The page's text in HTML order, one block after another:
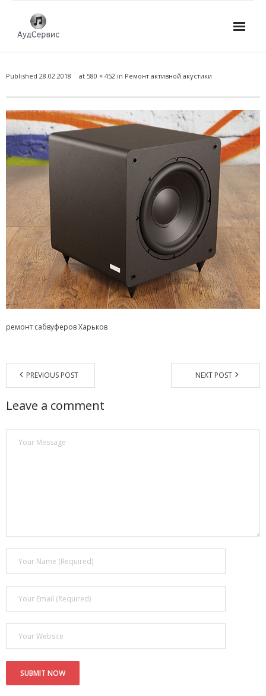
- Ремонт усилителей и AV-ресиверов
- Ремонт микшерных пультов и консолей
- Ремонт активной акустики
- Ремонт домашних кинотеатров
- Ремонт музыкальных центров
- Ремонт аудио для клубов, ресторанов, школ
- Изготовление усилителей
Магазин
Гарантия
Доставка и оплата
- Улучшение звучания усилителя: развеиваем мифы о
- Покупка усилителя после апгрейда. Случай с Амфитоном
- Конфигурирование и настройка акустических систем для
концертных залов
- Улучшаем звучание — подготовка помещения для
прослушивания музыки.
- Выбираем автомагнитолу
Контакты
Published 28.02.2018 at 580 × 452 in Ремонт активной акустики
ремонт сабвуферов Харьков
PREVIOUS POST NEXT POST
Leave a comment